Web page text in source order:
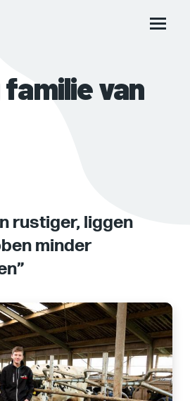
Main
van
rustiger, liggen
minder